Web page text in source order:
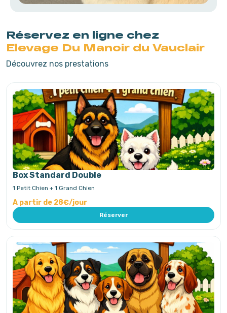
Réservez en ligne chez
Elevage Du Manoir du Vauclair
Découvrez nos prestations
Box Standard Double
1 Petit Chien + 1 Grand Chien
A partir de 28€/jour
Réserver